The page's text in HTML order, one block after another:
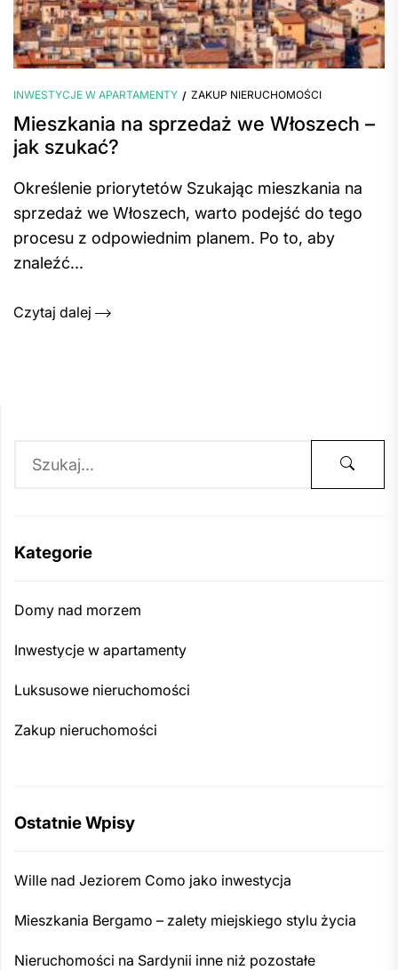
INWESTYCJE W APARTAMENTY ZAKUP NIERUCHOMOŚCI
Mieszkania na sprzedaż we Włoszech –
jak szukać?
Określenie priorytetów Szukając mieszkania na
sprzedaż we Włoszech, warto podejść do tego
procesu z odpowiednim planem. Po to, aby
znaleźć...
Czytaj dalej
Kategorie
Domy nad morzem
Inwestycje w apartamenty
Luksusowe nieruchomości
Zakup nieruchomości
Ostatnie Wpisy
Wille nad Jeziorem Como jako inwestycja
Mieszkania Bergamo – zalety miejskiego stylu życia
Nieruchomości na Sardynii inne niż pozostałe